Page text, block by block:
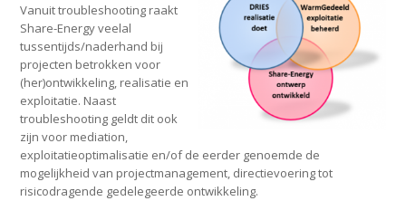
Vanuit troubleshooting raakt
Share-Energy veelal
tussentijds/naderhand bij
projecten betrokken voor
(her)ontwikkeling, realisatie en
exploitatie. Naast
troubleshooting geldt dit ook
zijn voor mediation,
exploitatieoptimalisatie en/of de eerder genoemde de
mogelijkheid van projectmanagement, directievoering tot
risicodragende gedelegeerde ontwikkeling.